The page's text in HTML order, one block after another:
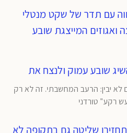
שובע עמוק ולנצח את
יבין: הרעב המחשבתי. זה לא רק
טורדני
שליטה גם בתקופה לא